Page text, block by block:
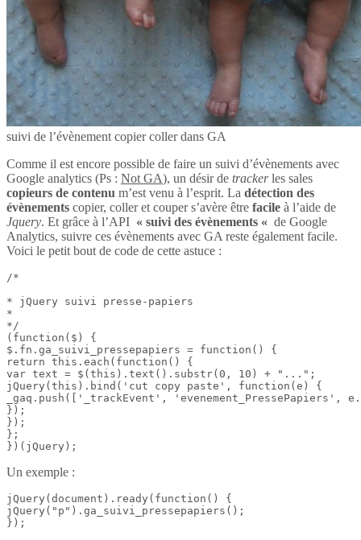
suivi de l’évènement copier coller dans GA
Comme il est encore possible de faire un suivi d’évènements avec
Google analytics (Ps : Not GA), un désir de trackerles sales
copieurs de contenu m’est venu à l’esprit. La détection des
évènements copier, coller et couper s’avère être facile à l’aide de
Jquery. Et grâce à l’API « suivi des évènements « de Google
Analytics, suivre ces évènements avec GA reste également facile.
Voici le petit bout de code de cette astuce :
/*
* jQuery suivi presse-papiers
*
*/
(function($) {
$.fn.ga_suivi_pressepapiers = function() {
return this.each(function() {
var text = $(this).text().substr(0, 10) + "...";
jQuery(this).bind('cut copy paste', function(e) {
_gaq.push(['_trackEvent', 'evenement_PressePapiers',
});
});
};
})(jQuery);
Un exemple :
jQuery(document).ready(function() {
jQuery("p").ga_suivi_pressepapiers();
});